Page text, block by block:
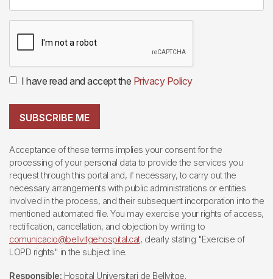
I have read and accept the Privacy Policy
SUBSCRIBE ME
Acceptance of these terms implies your consent for the
processing of your personal data to provide the services you
request through this portal and, if necessary, to carry out the
necessary arrangements with public administrations or entities
involved in the process, and their subsequent incorporation into the
mentioned automated file. You may exercise your rights of access,
rectification, cancellation, and objection by writing to
comunicacio@bellvitgehospital.cat, clearly stating "Exercise of
LOPD rights" in the subject line.
Responsible: Hospital Universitari de Bellvitge.